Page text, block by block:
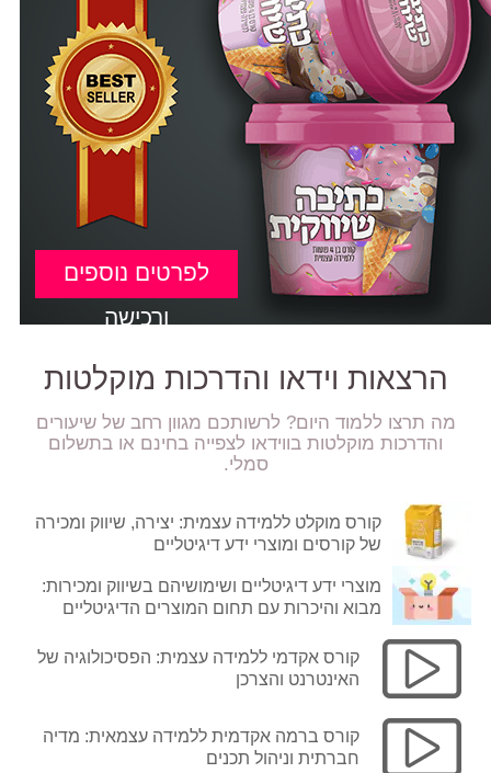
לפרטים נוספים
ורכישה
הרצאות וידאו והדרכות מוקלטות
מה תרצו ללמוד היום? לרשותכם מגוון רחב של שיעורים
והדרכות מוקלטות בווידאו לצפייה בחינם או בתשלום
סמלי.
קורס מוקלט ללמידה עצמית: יצירה, שיווק ומכירה
של קורסים ומוצרי ידע דיגיטליים
מוצרי ידע דיגיטליים ושימושיהם בשיווק ומכירות:
מבוא והיכרות עם תחום המוצרים הדיגיטליים
קורס אקדמי ללמידה עצמית: הפסיכולוגיה של
האינטרנט והצרכן
קורס ברמה אקדמית ללמידה עצמאית: מדיה
חברתית וניהול תכנים